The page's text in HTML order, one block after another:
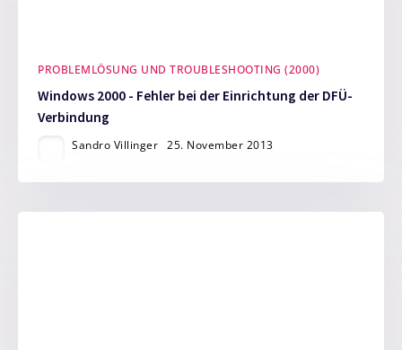
PROBLEMLÖSUNG UND TROUBLESHOOTING (2000)
Windows 2000 - Fehler bei der Einrichtung der DFÜ-
Verbindung
Sandro Villinger 25. November 2013